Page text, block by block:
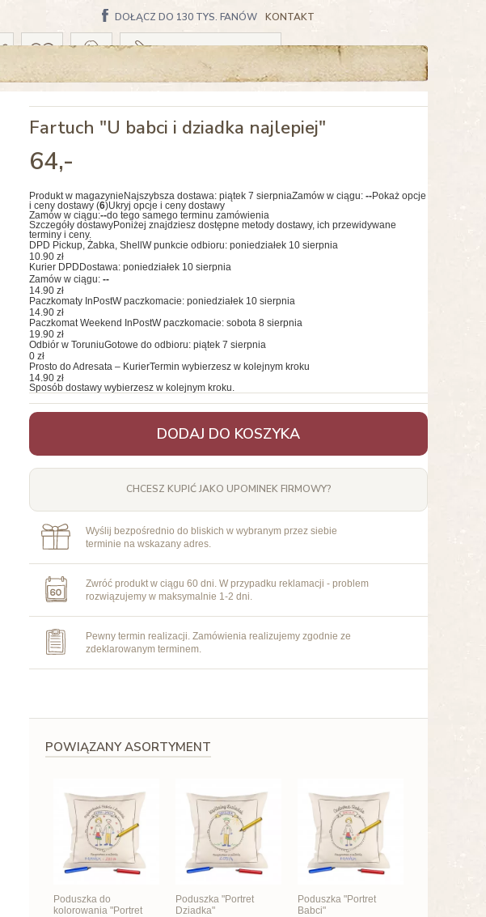
DOŁĄCZ DO 130 TYS. FANÓW KONTAKT
Koszyk pusty
Fartuch "U babci i dziadka najlepiej"
64,-
Produkt w magazynie Najszybsza dostawa: piątek 7 sierpniaZamów w ciągu: --Pokaż opcje
i ceny dostawy (6)Ukryj opcje i ceny dostawy
Zamów w ciągu:--do tego samego terminu zamówienia
Szczegóły dostawyPoniżej znajdziesz dostępne metody dostawy, ich przewidywane
terminy i ceny.
DPD Pickup, Żabka, Shell W punkcie odbioru: poniedziałek 10 sierpnia
10.90 zł
Kurier DPD Dostawa: poniedziałek 10 sierpnia
Zamów w ciągu: --
14.90 zł
Paczkomaty InPostW paczkomacie: poniedziałek 10 sierpnia
14.90 zł
Paczkomat Weekend InPostW paczkomacie: sobota 8 sierpnia
19.90 zł
Odbiór w ToruniuGotowe do odbioru: piątek 7 sierpnia
0 zł
Prosto do Adresata – KurierTermin wybierzesz w kolejnym kroku
14.90 zł
Sposób dostawy wybierzesz w kolejnym kroku.
DODAJ DO KOSZYKA
CHCESZ KUPIĆ JAKO UPOMINEK FIRMOWY?
Wyślij bezpośrednio do bliskich w wybranym przez siebie
terminie na wskazany adres.
Zwróć produkt w ciągu 60 dni. W przypadku reklamacji - problem
rozwiązujemy w maksymalnie 1-2 dni.
Pewny termin realizacji. Zamówienia realizujemy zgodnie ze
zdeklarowanym terminem.
POWIĄZANY ASORTYMENT
Poduszka do
kolorowania "Portret
Poduszka "Portret
Dziadka"
Poduszka "Portret
Babci"